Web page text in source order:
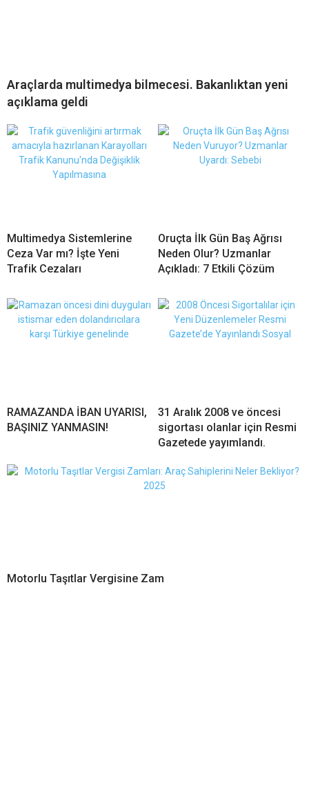
Araçlarda multimedya bilmecesi. Bakanlıktan yeni
açıklama geldi
Multimedya Sistemlerine
Ceza Var mı? İşte Yeni
Trafik Cezaları
Oruçta İlk Gün Baş Ağrısı
Neden Olur? Uzmanlar
Açıkladı: 7 Etkili Çözüm
RAMAZANDA İBAN UYARISI,
BAŞINIZ YANMASIN!
31 Aralık 2008 ve öncesi
sigortası olanlar için Resmi
Gazetede yayımlandı.
Motorlu Taşıtlar Vergisine Zam